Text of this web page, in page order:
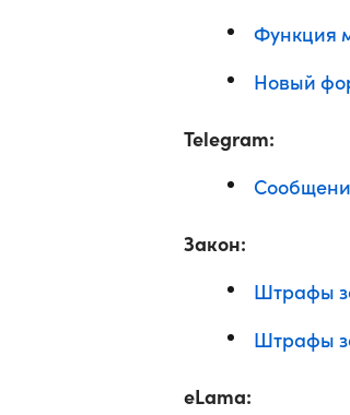
Функция
Новый
Telegram:
Закон:
Штрафы
Штрафы
eLama: